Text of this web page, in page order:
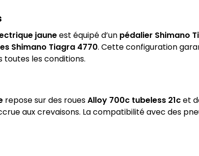
jauneest équipé d’un pédalier Shimano
Shimano Tiagra 4770. Cette configuration
les conditions.
repose sur des rouesAlloy 700c tubeless 21cet
aux crevaisons. La compatibilité avec des